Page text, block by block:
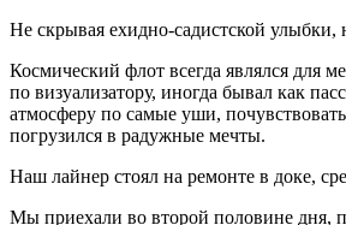
Не скрывая ехидно-садистской улыбки,
Космический флот всегда являлся для
по визуализатору, иногда бывал как
атмосферу по самые уши,
погрузился в радужные мечты.
Наш лайнер стоял на ремонте в доке,
Мы приехали во второй половине дня,